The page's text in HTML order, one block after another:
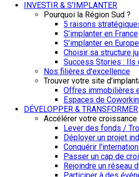
INVESTIR & S'IMPLANTER
Pourquoi la Région Sud ?
5 raisons
S’implanter en France
S’implanter en Europe
Choisir sa structure
Success Stories : Ils
Nos filières d'excellence
Trouver votre site
Offres immobilières
Espaces de
DÉVELOPPER & TRANSFORMER
Accélérer votre croissance
Lever des fonds /
Déployer un projet
Conquérir
Passer un cap de
Rejoindre un réseau